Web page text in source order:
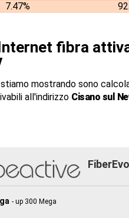
7.47%
fibra
mostrando sono
all'indirizzo Cisano sul
- up 300 Mega